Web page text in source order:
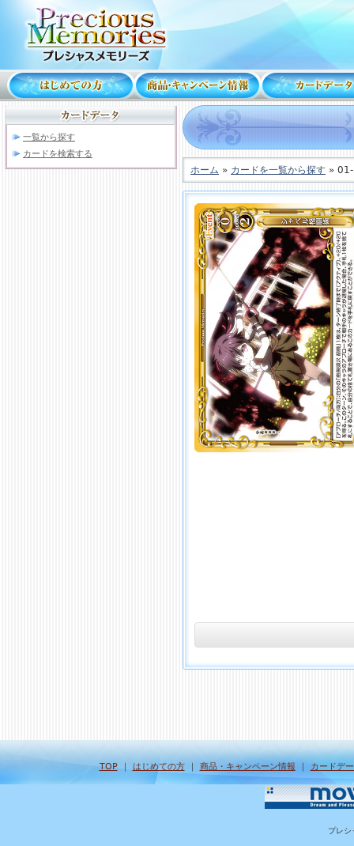
一覧から探す
カードを検索する
ホーム » カードを一覧から探す »
TOP｜ はじめての方｜ 商品・キャンペーン情報 ｜ カードデ
プレシ